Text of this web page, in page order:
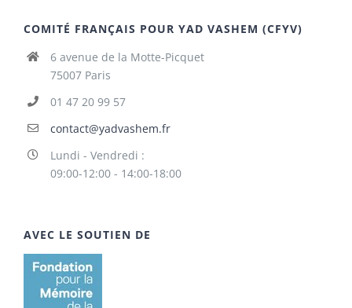
COMITÉ FRANÇAIS POUR YAD VASHEM (CFYV)
6 avenue de la Motte-Picquet
75007 Paris
01 47 20 99 57
contact@yadvashem.fr
Lundi - Vendredi :
09:00-12:00 - 14:00-18:00
AVEC LE SOUTIEN DE